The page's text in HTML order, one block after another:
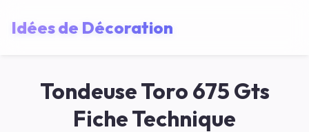
Idées de Décoration
Tondeuse Toro 675 Gts
Fiche Technique